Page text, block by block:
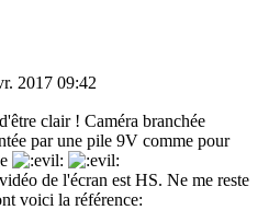
2017 09:42
clair ! Caméra branchée
par une pile 9V comme pour
de l'écran est HS. Ne me reste
voici la référence: